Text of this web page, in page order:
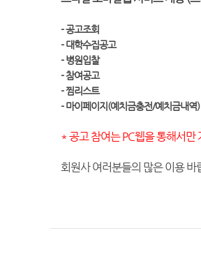
- 공고조회
- 대학수집공고
- 병원입찰
- 참여공고
- 찜리스트
- 마이페이지(예치금충전/예치금내역)
* 공고 참여는 PC웹을 통해서만
회원사 여러분들의 많은 이용 바